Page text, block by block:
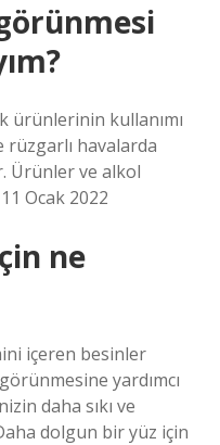
ürünlerinin kullanımı
rüzgarlı havalarda
Ürünler ve alkol
Ocak 2022
ne
içeren besinler
yardımcı
daha sıkı ve
dolgun bir yüz için